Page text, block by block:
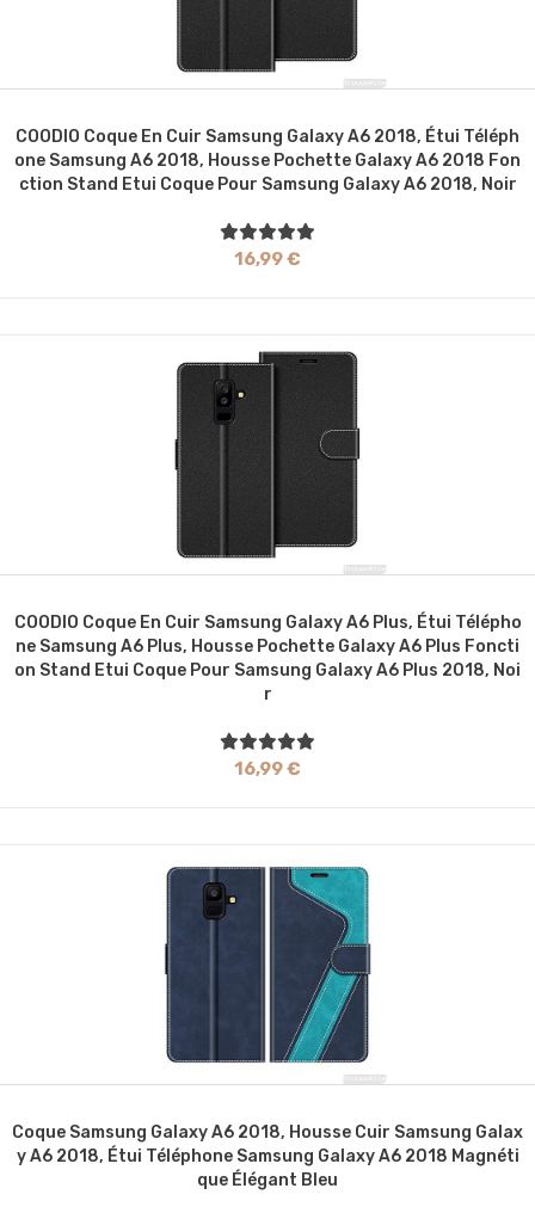
COODIO Coque En Cuir Samsung Galaxy A6 2018, Étui Téléph
One Samsung A6 2018, Housse Pochette Galaxy A6 2018 Fon
Ction Stand Etui Coque Pour Samsung Galaxy A6 2018, Noir
16,99 €
COODIO Coque En Cuir Samsung Galaxy A6 Plus, Étui Télépho
Ne Samsung A6 Plus, Housse Pochette Galaxy A6 Plus Foncti
On Stand Etui Coque Pour Samsung Galaxy A6 Plus 2018, Noi
R
16,99 €
Coque Samsung Galaxy A6 2018, Housse Cuir Samsung Galax
Y A6 2018, Étui Téléphone Samsung Galaxy A6 2018 Magnéti
Que Élégant Bleu